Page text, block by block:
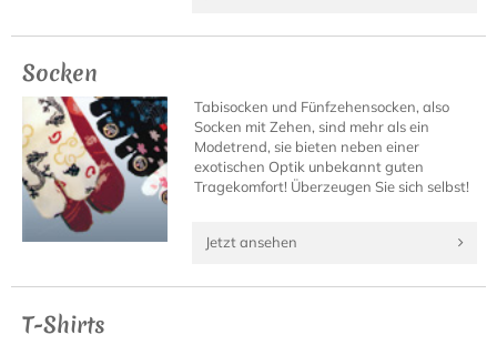
Socken
Tabisocken und Fünfzehensocken, also
Socken mit Zehen, sind mehr als ein
Modetrend, sie bieten neben einer
exotischen Optik unbekannt guten
Tragekomfort! Überzeugen Sie sich selbst!
Jetzt ansehen
T-Shirts